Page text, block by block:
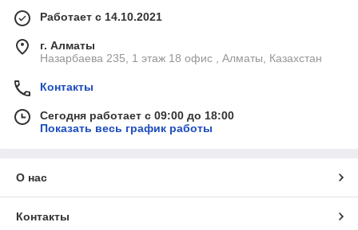
Работает с 14.10.2021
г. Алматы
Назарбаева 235, 1 этаж 18 офис , Алматы, Казахстан
Контакты
Сегодня работает с 09:00 до 18:00
Показать весь график работы
О нас
Контакты